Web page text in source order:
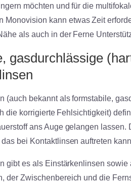
möchten und für die
Monovision kann etwas Zeit
als auch in der Ferne
gasdurchlässige
(auch bekannt als formstabile,
die korrigierte Fehlsichtigkeit)
ans Auge gelangen
bei Kontaktlinsen auftreten
gibt es als Einstärkenlinsen
der Zwischenbereich und die